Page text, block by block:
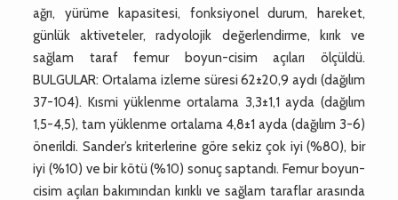
ağrı, yürüme kapasitesi, fonksiyonel durum, hareket,
günlük aktiveteler, radyolojik değerlendirme, kırık ve
sağlam taraf femur boyun-cisim açıları ölçüldü.
BULGULAR: Ortalama izleme süresi 62±20,9 aydı (dağılım
37-104). Kısmi yüklenme ortalama 3,3±1,1 ayda (dağılım
1,5-4,5), tam yüklenme ortalama 4,8±1 ayda (dağılım 3-6)
önerildi. Sander’s kriterlerine göre sekiz çok iyi (%80), bir
iyi (%10) ve bir kötü (%10) sonuç saptandı. Femur boyun-
cisim açıları bakımından kırıklı ve sağlam taraflar arasında